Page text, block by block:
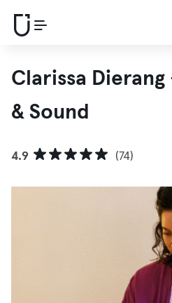
Clarissa
& Sound
4.9 (74)